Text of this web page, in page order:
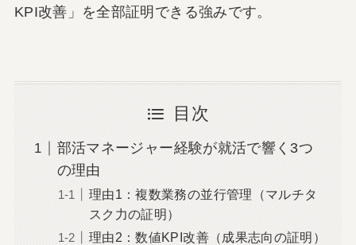
KPI改善」を全部証明できる強みです。
目次
部活マネージャー経験が就活で響く3つ
の理由
理由1：複数業務の並行管理（マルチタ
スク力の証明）
理由2：数値KPI改善（成果志向の証明）